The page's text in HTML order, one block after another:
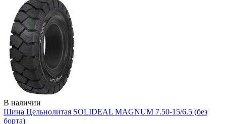
В наличии
Шина Цельнолитая SOLIDEAL MAGNUM 7.50-15/6.5 (без
борта)